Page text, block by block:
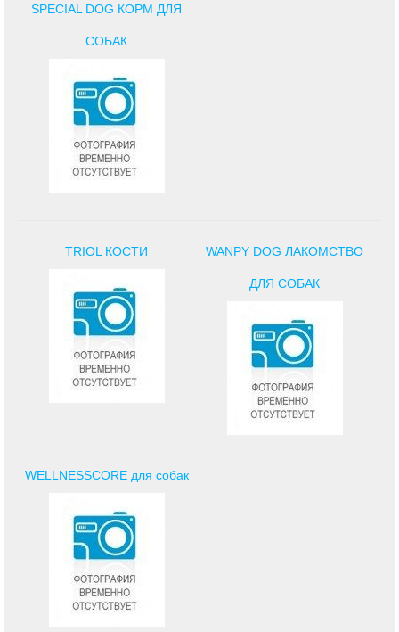
SPECIAL DOG КОРМ ДЛЯ
СОБАК
TRIOL КОСТИ WANPY DOG ЛАКОМСТВО
ДЛЯ СОБАК
WELLNESSCORE для собак